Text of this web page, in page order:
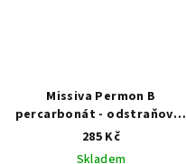
Missiva Permon B
percarbonát - odstraňovač
skvrn na bílé prádlo - 1 kg
285 Kč
Skladem